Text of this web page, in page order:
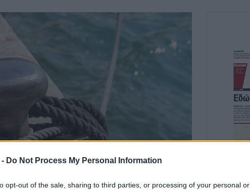
Do Not Process My Personal Information
opt-out of the sale, sharing to third parties, or processing of your personal or